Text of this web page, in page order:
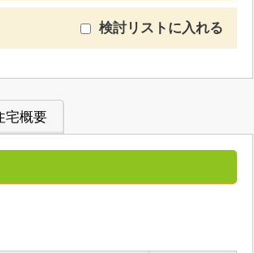
検討リストに入れる
宅概要